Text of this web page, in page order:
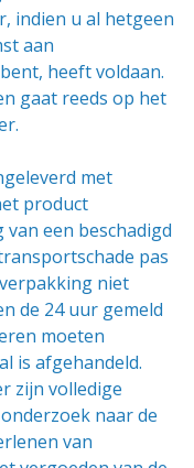
indien u al hetgeen
aan
heeft voldaan.
gaat reeds op het
met
product
een beschadigd
pas
niet
de 24 uur gemeld
moeten
is afgehandeld.
zijn volledige
naar de
van